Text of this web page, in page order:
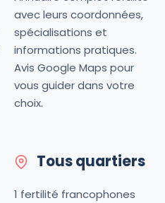
avec leurs coordonnées,
spécialisations et
informations pratiques.
Avis Google Maps pour
vous guider dans votre
choix.
Tous quartiers
1 fertilité francophones